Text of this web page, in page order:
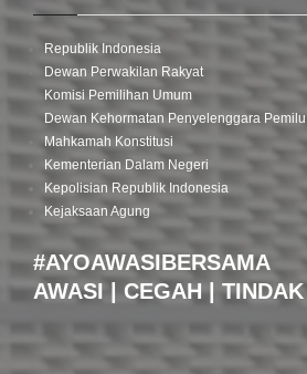
Republik Indonesia
Dewan Perwakilan Rakyat
Komisi Pemilihan Umum
Dewan Kehormatan Penyelenggara Pemilu
Mahkamah Konstitusi
Kementerian Dalam Negeri
Kepolisian Republik Indonesia
Kejaksaan Agung
#AYOAWASIBERSAMA
AWASI | CEGAH | TINDAK